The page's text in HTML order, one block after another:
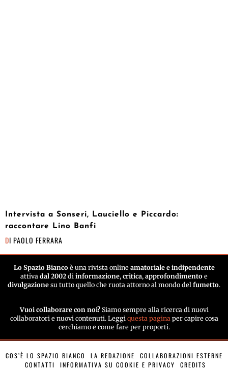
Intervista a Sonseri, Lauciello e Piccardo:
raccontare Lino Banfi
DI PAOLO FERRARA
Lo Spazio Biancoè una rivista online amatoriale e indipendente
attiva dal 2002 di informazione, critica, approfondimento e
divulgazione su tutto quello che ruota attorno al mondo del fumetto.
Vuoi collaborare con noi? Siamo sempre alla ricerca di nuovi
collaboratori e nuovi contenuti. Leggi questa pagina per capire cosa
cerchiamo e come fare per proporti.
COS’È LO SPAZIO BIANCO LA REDAZIONE
COLLABORAZIONI ESTERNE
CONTATTI
INFORMATIVA SU COOKIE E PRIVACY CREDITS